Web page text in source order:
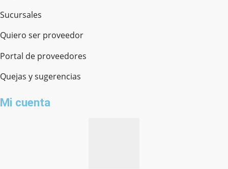
Sucursales
Quiero ser proveedor
Portal de proveedores
Quejas y sugerencias
Mi cuenta